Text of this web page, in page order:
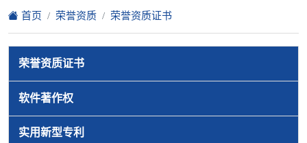
首页 荣誉资质 荣誉资质证书
荣誉资质证书
软件著作权
实用新型专利